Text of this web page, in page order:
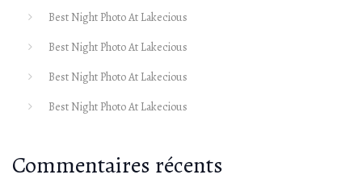
Best Night Photo At Lakecious
Best Night Photo At Lakecious
Best Night Photo At Lakecious
Best Night Photo At Lakecious
Commentaires récents